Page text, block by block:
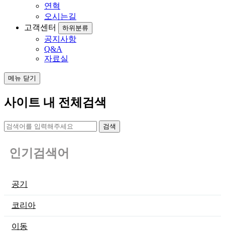
연혁
오시는길
고객센터
하위분류
공지사항
Q&A
자료실
메뉴 닫기
사이트 내 전체검색
검색
인기검색어
공기
코리아
이동